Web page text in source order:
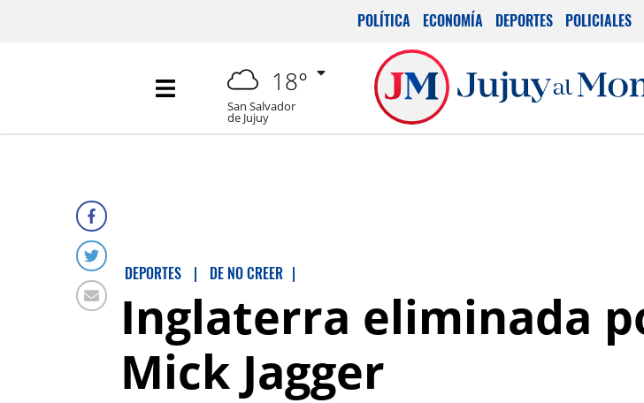
POLÍTICA ECONOMÍA DEPORTES POLICIALES
18°
San Salvador
de Jujuy
DEPORTES | DE NO CREER |
Inglaterra eliminada
Mick Jagger